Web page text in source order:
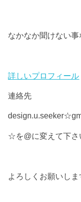
なかなか聞けない事
詳しいプロフィール
連絡先
☆を@に変えて下さ
よろしくお願いしま